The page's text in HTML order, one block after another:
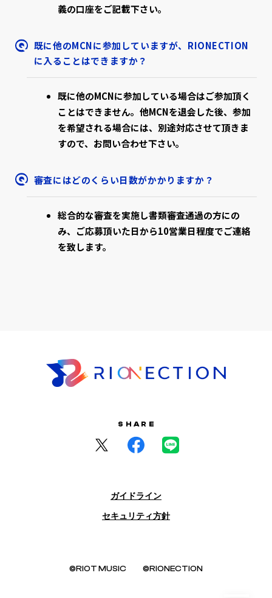
義の口座をご記載下さい。
既に他のMCNに参加していますが、RIONECTION
に入ることはできますか？
既に他のMCNに参加している場合はご参加頂く
ことはできません。他MCNを退会した後、参加
を希望される場合には、別途対応させて頂きま
すので、お問い合わせ下さい。
審査にはどのくらい日数がかかりますか？
総合的な審査を実施し書類審査通過の方にの
み、ご応募頂いた日から10営業日程度でご連絡
を致します。
SHARE
ガイドライン
セキュリティ方針
©RIOT MUSIC ©RIONECTION